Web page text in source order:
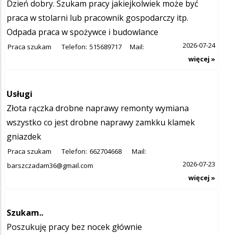
Dzień dobry. Szukam pracy jakiejkolwiek może być
praca w stolarni lub pracownik gospodarczy itp.
Odpada praca w spożywce i budowlance
Praca szukam Telefon: 515689717 Mail:
2026-07-24
więcej »
Usługi
Złota rączka drobne naprawy remonty wymiana
wszystko co jest drobne naprawy zamkku klamek
gniazdek
Praca szukam Telefon: 662704668
Mail:
barszczadam36@gmail.com
2026-07-23
więcej »
Szukam..
Poszukuję pracy bez nocek głównie